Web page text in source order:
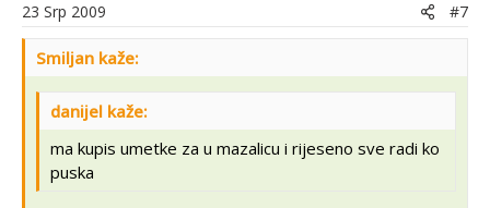
23 Srp 2009 #7
Smiljan kaže:
danijel kaže:
ma kupis umetke za u mazalicu i rijeseno sve radi ko
puska